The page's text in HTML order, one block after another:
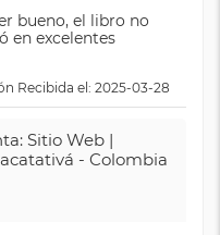
bueno, el libro no
en excelentes
Recibida el: 2025-03-28
Sitio Web |
- Colombia